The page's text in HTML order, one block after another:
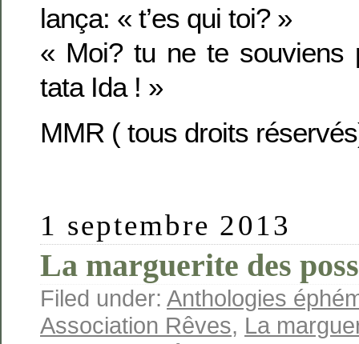
lança: « t’es qui toi? »
« Moi? tu ne te souviens
tata Ida ! »
MMR ( tous droits
1 septembre 2013
La marguerite des
Filed under: Anthologies
Association Rêves, La